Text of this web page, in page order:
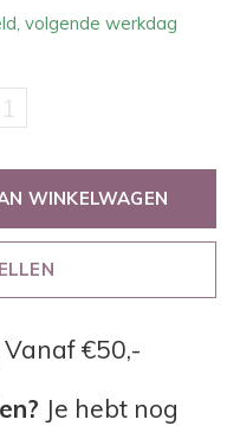
volgende werkdag
WINKELWAGEN
Vanaf €50,-
Je hebt nog